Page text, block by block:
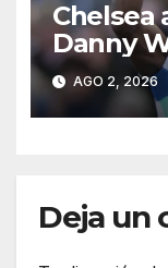
Chelsea
Danny
próxima
Premier
AGO 2, 2026
Deja un